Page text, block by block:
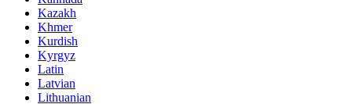
Kazakh
Khmer
Kurdish
Kyrgyz
Latin
Latvian
Lithuanian